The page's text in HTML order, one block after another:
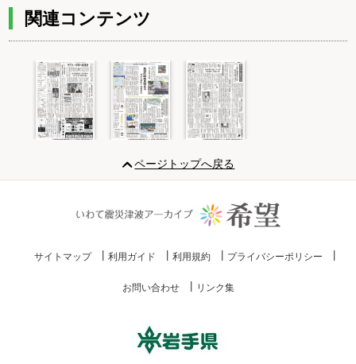
関連コンテンツ
3
ページトップへ戻る
サイトマップ 利用ガイド 利用規約 プライバシーポリシー
お問い合わせ リンク集